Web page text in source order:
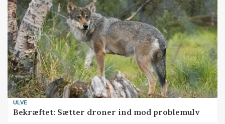
ULVE
Bekræftet: Sætter droner ind mod problemulv